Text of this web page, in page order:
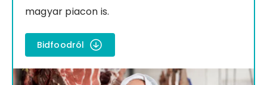
magyar piacon is.
Bidfoodról